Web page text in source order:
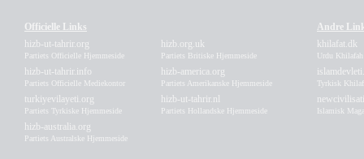
Officielle Links
hizb-ut-tahrir.org
Partiets Officielle Hjemmeside
hizb.org.uk
Partiets Britiske Hjemmeside
hizb-ut-tahrir.info
Partiets Officielle Mediekontor
hizb-america.org
Partiets Amerikanske Hjemmeside
turkiyevilayeti.org
Partiets Tyrkiske Hjemmeside
hizb-ut-tahrir.nl
Partiets Hollandske Hjemmeside
hizb-australia.org
Partiets Australske Hjemmeside
Andre
khilafat.dk
Urdu
Tyrkisk
Islamisk